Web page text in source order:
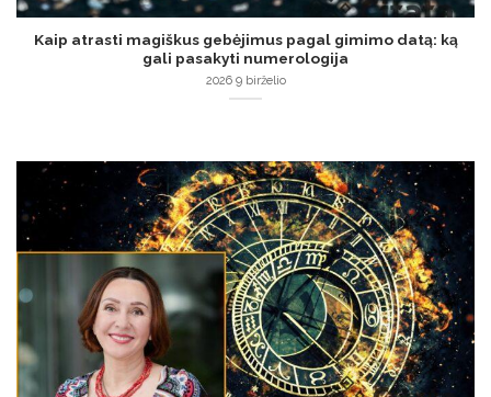
Kaip atrasti magiškus gebėjimus pagal gimimo datą: ką
gali pasakyti numerologija
2026 9 birželio